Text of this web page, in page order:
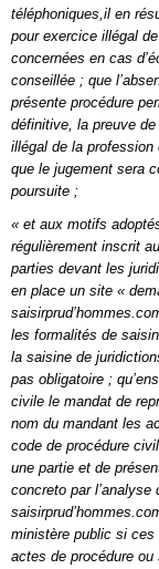
téléphoniques,il en
pour exercice illégal
concernées en cas
conseillée ; que
présente procédure
définitive, la preuve
illégal de la profession
que le jugement sera
poursuite ;
« et aux motifs
régulièrement inscrit
parties devant les
en place un site «
les formalités de
la saisine de
pas obligatoire ;
civile le mandat de
nom du mandant les
code de procédure
une partie et de
concreto par
ministère public si
actes de procédure